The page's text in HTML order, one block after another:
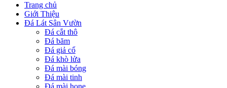
Trang chủ
Giới Thiệu
Đá Lát Sân Vườn
Đá cắt thô
Đá băm
Đá giả cổ
Đá khò lửa
Đá mài bóng
Đá mài tinh
Đá mài hone